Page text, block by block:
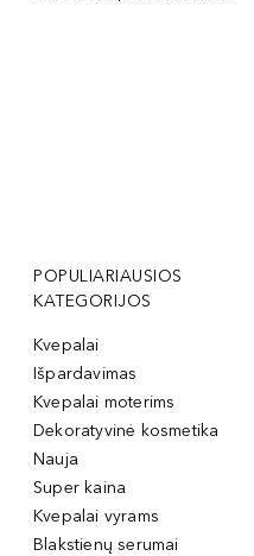
POPULIARIAUSIOS
KATEGORIJOS
Kvepalai
Išpardavimas
Kvepalai moterims
Dekoratyvinė kosmetika
Nauja
Super kaina
Kvepalai vyrams
Blakstienų serumai